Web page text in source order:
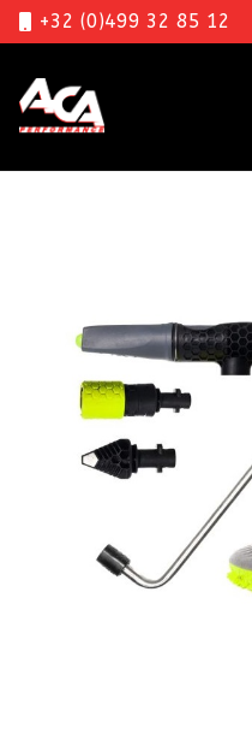
+32 (0)499 32 85 12